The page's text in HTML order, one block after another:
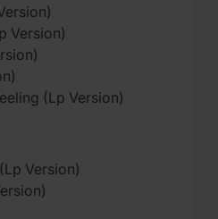
Version)
(Lp Version)
Version)